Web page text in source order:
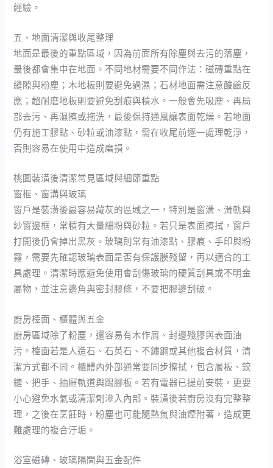
經驗。
五、地面清潔與收尾整理
地面是最後的重點區域，因為前面所有除塵與去污的落塵，
最後都會集中在地面。不同地材需要不同作法：磁磚重點在
縫隙與粉塵；木地板則要避免過濕；石材地面需注意酸鹼反
應；超耐磨地板則要避免刮痕與積水。一般會先吸塵、再局
部去污、再濕擦或拖洗，最後保持通風讓表面乾燥。若地面
仍有施工膠點、砂粒或油漆點，需在收尾前逐一處理乾淨，
否則容易在使用中造成磨損。
桃園裝潢後清潔常見區域與細節重點
窗框、窗溝與玻璃
窗戶是裝潢後最容易藏灰的區域之一，特別是窗溝、滑軌與
紗窗邊框，常積有大量細粉與砂粒。若只是表面擦拭，窗戶
打開後仍會掉出黑灰。玻璃則常有油漆點、膠痕、手印與粉
霧，需要先確認玻璃表面是否有保護膜殘留，再以適合的工
具處理。清潔時應避免使用會刮傷玻璃的硬質刮具或不明金
屬物，並注意邊角與密封膠條，不要把膠邊刮破。
廚房檯面、櫃體與五金
廚房區域除了粉塵，還容易有木作屑、封邊殘膠與表面油
污。檯面若是人造石、石英石、不鏽鋼或其他複合材質，清
潔方式都不同。櫃體內外部通常要同步擦拭，包含層板、鉸
鏈、把手、抽屜軌道與踢腳板。若有電器已提前安裝，更要
小心避免水氣或清潔劑滲入內部。裝潢後若廚房沒有完整整
理，之後在烹飪時，粉塵也可能隨熱氣與油煙附著，造成更
難處理的複合汙垢。
浴室磁磚、玻璃隔間與五金配件